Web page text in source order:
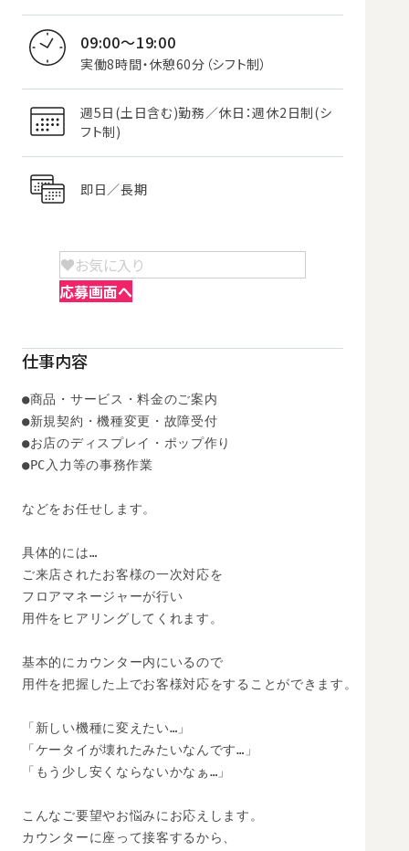
09:00～19:00
実働8時間・休憩60分（シフト制）
週5日(土日含む)勤務／休日：週休2日制(シ
フト制)
即日／長期
お気に入り
応募画面へ
仕事内容
●商品・サービス・料金のご案内
●新規契約・機種変更・故障受付
●お店のディスプレイ・ポップ作り
●PC入力等の事務作業
などをお任せします。
具体的には…
ご来店されたお客様の一次対応を
フロアマネージャーが行い
用件をヒアリングしてくれます。
基本的にカウンター内にいるので
用件を把握した上でお客様対応をすることができます。
「新しい機種に変えたい…」
「ケータイが壊れたみたいなんです…」
「もう少し安くならないかなぁ…」
こんなご要望やお悩みにお応えします。
カウンターに座って接客するから、